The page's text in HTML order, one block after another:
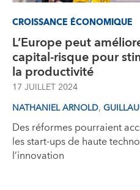
CROISSANCE ÉCONOMIQUE
L’Europe peut
capital-risque pour
la productivité
17 JUILLET 2024
NATHANIEL ARNOLD,
Des réformes pourraient
les start-ups de haute
l’innovation